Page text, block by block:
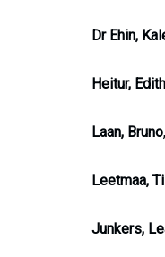
Dr Ehin,
Heitur, Edith
Laan, Bruno
Leetmaa,
Junkers,